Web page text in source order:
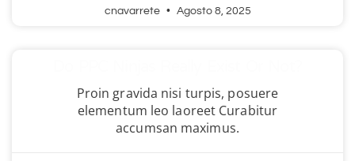
cnavarrete Agosto 8, 2025
Proin gravida nisi turpis, posuere
elementum leo laoreet Curabitur
accumsan maximus.